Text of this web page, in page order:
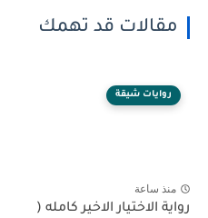
مقالات قد تهمك
روايات شيقة
منذ ساعة
رواية الاختيار الاخير كامله (